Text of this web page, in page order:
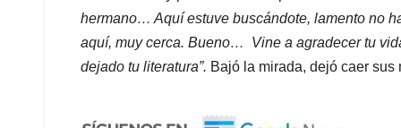
hermano… Aquí estuve buscándote, lamento no
aquí, muy cerca. Bueno… Vine a agradecer tu
dejado tu literatura”. Bajó la mirada, dejó caer